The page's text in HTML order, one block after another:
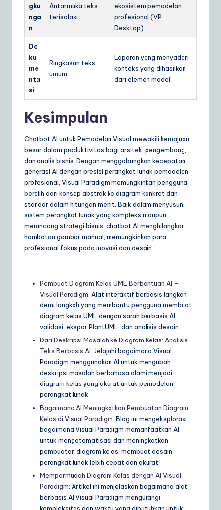
gku
nga
n
Antarmuka teks
terisolasi.
ekosistem pemodelan
profesional (VP
Desktop).
Do
ku
me
nta
si
Ringkasan teks
umum.
Laporan yang menyadari
konteks yang dihasilkan
dari elemen model.
Kesimpulan
Chatbot AI untuk Pemodelan Visual mewakili kemajuan
besar dalam produktivitas bagi arsitek, pengembang,
dan analis bisnis. Dengan menggabungkan kecepatan
generasi AI dengan presisi perangkat lunak pemodelan
profesional, Visual Paradigm memungkinkan pengguna
beralih dari konsep abstrak ke diagram konkret dan
standar dalam hitungan menit. Baik dalam menyusun
sistem perangkat lunak yang kompleks maupun
merancang strategi bisnis, chatbot AI menghilangkan
hambatan gambar manual, memungkinkan para
profesional fokus pada inovasi dan desain.
Pembuat Diagram Kelas UML Berbantuan AI –
Visual Paradigm: Alat interaktif berbasis langkah
demi langkah yang membantu pengguna membuat
diagram kelas UML dengan saran berbasis AI,
validasi, ekspor PlantUML, dan analisis desain.
Dari Deskripsi Masalah ke Diagram Kelas: Analisis
Teks Berbasis AI: Jelajahi bagaimana Visual
Paradigm menggunakan AI untuk mengubah
deskripsi masalah berbahasa alami menjadi
diagram kelas yang akurat untuk pemodelan
perangkat lunak.
Bagaimana AI Meningkatkan Pembuatan Diagram
Kelas di Visual Paradigm: Blog ini mengeksplorasi
bagaimana Visual Paradigm memanfaatkan AI
untuk mengotomatisasi dan meningkatkan
pembuatan diagram kelas, membuat desain
perangkat lunak lebih cepat dan akurat.
Mempermudah Diagram Kelas dengan AI Visual
Paradigm: Artikel ini menjelaskan bagaimana alat
berbasis AI Visual Paradigm mengurangi
kompleksitas dan waktu yang dibutuhkan untuk